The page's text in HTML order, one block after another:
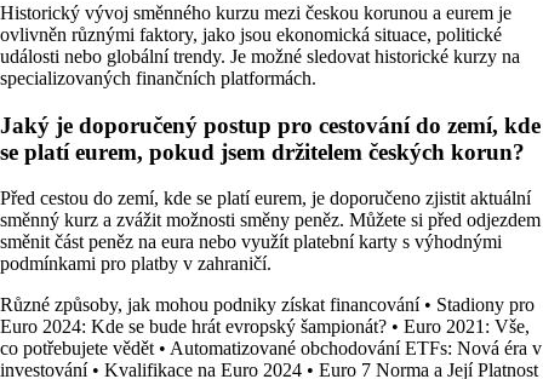
Historický vývoj směnného kurzu mezi českou korunou a eurem je
ovlivněn různými faktory, jako jsou ekonomická situace, politické
události nebo globální trendy. Je možné sledovat historické kurzy na
specializovaných finančních platformách.
Jaký je doporučený postup pro cestování do zemí, kde
se platí eurem, pokud jsem držitelem českých korun?
Před cestou do zemí, kde se platí eurem, je doporučeno zjistit aktuální
směnný kurz a zvážit možnosti směny peněz. Můžete si před odjezdem
směnit část peněz na eura nebo využít platební karty s výhodnými
podmínkami pro platby v zahraničí.
Různé způsoby, jak mohou podniky získat financování• Stadiony pro
Euro 2024: Kde se bude hrát evropský šampionát? • Euro 2021: Vše,
co potřebujete vědět • Automatizované obchodování ETFs: Nová éra v
investování• Kvalifikace na Euro 2024 • Euro 7 Norma a Její Platnost